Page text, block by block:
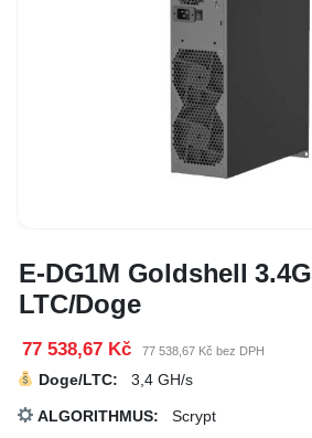
E-DG1M Goldshell
LTC/Doge
77 538,67 Kč 77 538,67 Kč bez DPH
Doge/LTC: 3,4 GH/s
ALGORITHMUS: Scrypt